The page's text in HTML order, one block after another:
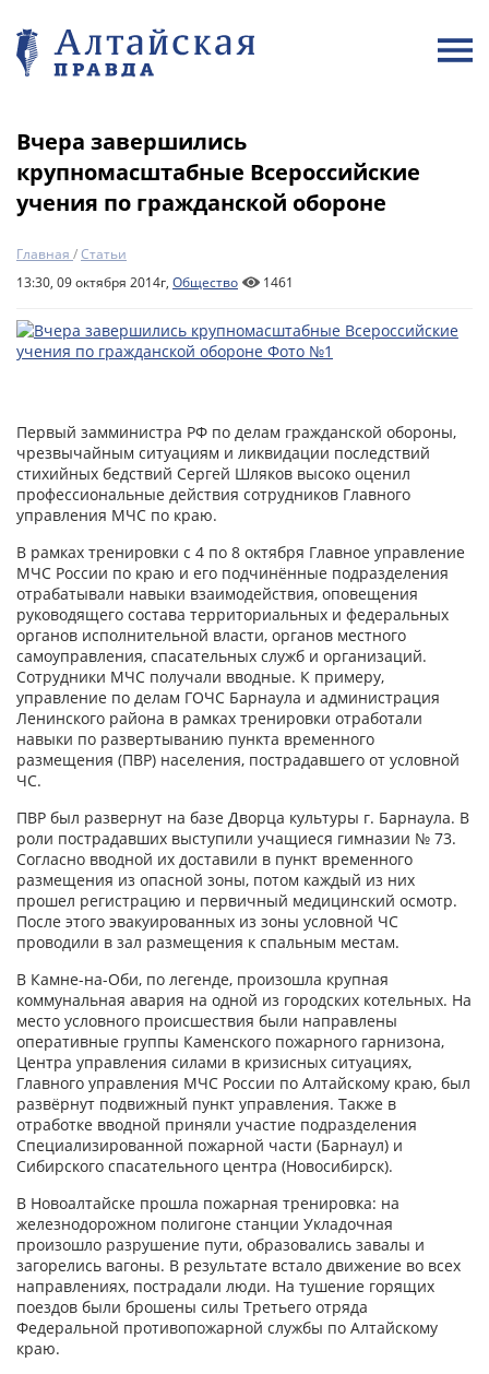
Вчера завершились
крупномасштабные Всероссийские
учения по гражданской обороне
Главная /Статьи
13:30, 09 октября 2014г, Общество 1461
Первый замминистра РФ по делам гражданской обороны,
чрезвычайным ситуациям и ликвидации последствий
стихийных бедствий Сергей Шляков высоко оценил
профессиональные действия сотрудников Главного
управления МЧС по краю.
В рамках тренировки с 4 по 8 октября Главное управление
МЧС России по краю и его подчинённые подразделения
отрабатывали навыки взаимодействия, оповещения
руководящего состава территориальных и федеральных
органов исполнительной власти, органов местного
самоуправления, спасательных служб и организаций.
Сотрудники МЧС получали вводные. К примеру,
управление по делам ГОЧС Барнаула и администрация
Ленинского района в рамках тренировки отработали
навыки по развертыванию пункта временного
размещения (ПВР) населения, пострадавшего от условной
ЧС.
ПВР был развернут на базе Дворца культуры г. Барнаула. В
роли пострадавших выступили учащиеся гимназии № 73.
Согласно вводной их доставили в пункт временного
размещения из опасной зоны, потом каждый из них
прошел регистрацию и первичный медицинский осмотр.
После этого эвакуированных из зоны условной ЧС
проводили в зал размещения к спальным местам.
В Камне-на-Оби, по легенде, произошла крупная
коммунальная авария на одной из городских котельных. На
место условного происшествия были направлены
оперативные группы Каменского пожарного гарнизона,
Центра управления силами в кризисных ситуациях,
Главного управления МЧС России по Алтайскому краю, был
развёрнут подвижный пункт управления. Также в
отработке вводной приняли участие подразделения
Специализированной пожарной части (Барнаул) и
Сибирского спасательного центра (Новосибирск).
В Новоалтайске прошла пожарная тренировка: на
железнодорожном полигоне станции Укладочная
произошло разрушение пути, образовались завалы и
загорелись вагоны. В результате встало движение во всех
направлениях, пострадали люди. На тушение горящих
поездов были брошены силы Третьего отряда
Федеральной противопожарной службы по Алтайскому
краю.